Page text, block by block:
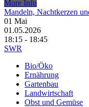
More Info
Mandeln, Nachtkerzen
01 Mai
01.05.2026
18:15 - 18:45
SWR
Bio/Öko
Ernährung
Gartenbau
Landwirtschaft
Obst und Gemüse